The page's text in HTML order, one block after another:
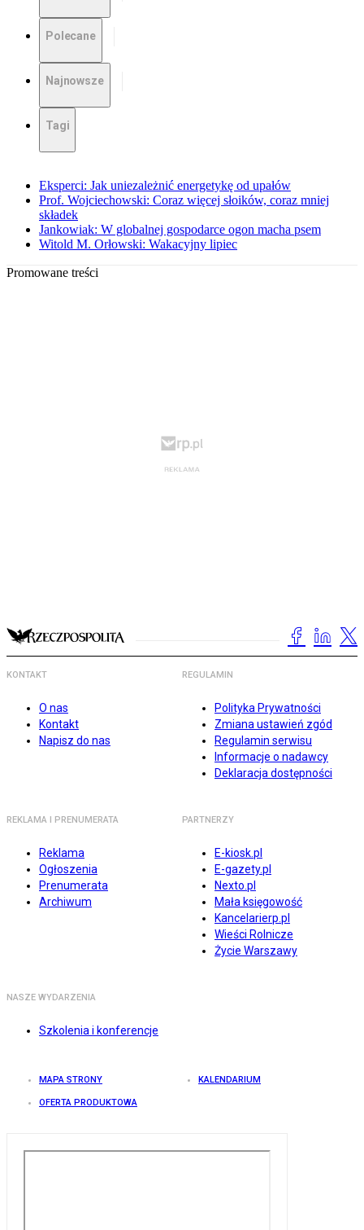
Polecane
Najnowsze
Tagi
Eksperci: Jak uniezależnić energetykę od upałów
Prof. Wojciechowski: Coraz więcej słoików, coraz mniej
składek
Jankowiak: W globalnej gospodarce ogon macha psem
Witold M. Orłowski: Wakacyjny lipiec
Promowane treści
KONTAKT
O nas
Kontakt
Napisz do nas
REGULAMIN
Polityka Prywatności
Zmiana ustawień zgód
Regulamin serwisu
Informacje o nadawcy
Deklaracja dostępności
REKLAMA I PRENUMERATA
Reklama
Ogłoszenia
Prenumerata
Archiwum
PARTNERZY
E-kiosk.pl
E-gazety.pl
Nexto.pl
Mała księgowość
Kancelarierp.pl
Wieści Rolnicze
Życie Warszawy
NASZE WYDARZENIA
Szkolenia i konferencje
MAPA STRONY KALENDARIUM
OFERTA PRODUKTOWA